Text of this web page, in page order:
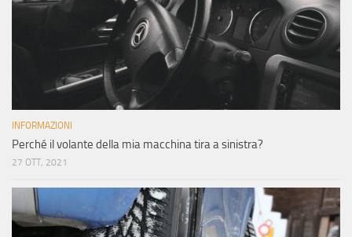
INFORMAZIONI
Perché il volante della mia macchina tira a sinistra?
27 OTT, 2021